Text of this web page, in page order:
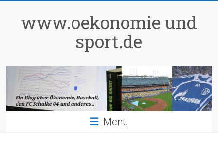
springenwww.oekonomie und
sport.de
Menü